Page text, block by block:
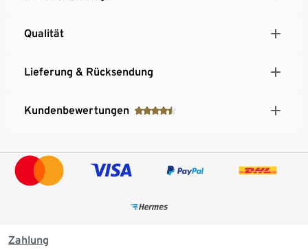
Qualität
Lieferung & Rücksendung
Kundenbewertungen
Zahlung